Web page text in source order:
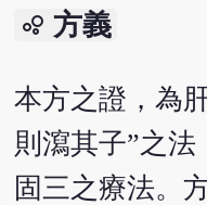
bubble_chart 方義
本方之證，為
則瀉其子”之
固三之療法。